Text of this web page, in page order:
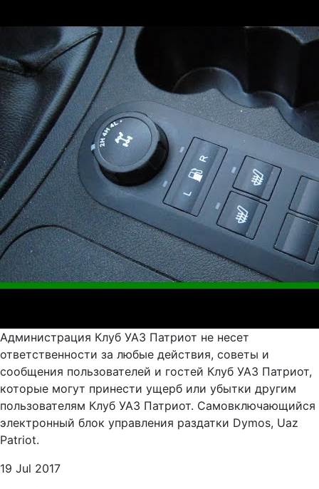
Администрация Клуб УАЗ Патриот не несет
ответственности за любые действия, советы и
сообщения пользователей и гостей Клуб УАЗ Патриот,
которые могут принести ущерб или убытки другим
пользователям Клуб УАЗ Патриот. Самовключающийся
электронный блок управления раздатки Dymos, Uaz
Patriot.
19 Jul 2017